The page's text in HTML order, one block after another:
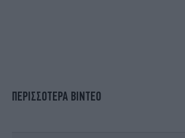
ΠΕΡΙΣΣΟΤΕΡΑ ΒΙΝΤΕΟ